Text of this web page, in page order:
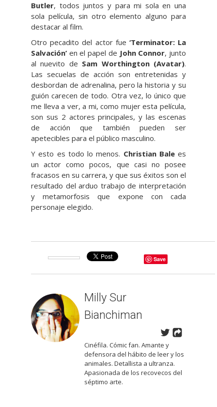
Butler, todos juntos y para mi sola en una
sola película, sin otro elemento alguno para
destacar al film.
Otro pecadito del actor fue ‘Terminator: La
Salvación’ en el papel de John Connor, junto
al nuevito de Sam Worthington (Avatar).
Las secuelas de acción son entretenidas y
desbordan de adrenalina, pero la historia y su
guión carecen de todo. Otra vez, lo único que
me lleva a ver, a mi, como mujer esta película,
son sus 2 actores principales, y las escenas
de acción que también pueden ser
apetecibles para el público masculino.
Y esto es todo lo menos. Christian Balees
un actor como pocos, que casi no posee
fracasos en su carrera, y que sus éxitos son el
resultado del arduo trabajo de interpretación
y metamorfosis que expone con cada
personaje elegido.
Save
Milly Sur
Bianchiman
Cinéfila. Cómic fan. Amante y
defensora del hábito de leer y los
animales. Detallista a ultranza.
Apasionada de los recovecos del
séptimo arte.